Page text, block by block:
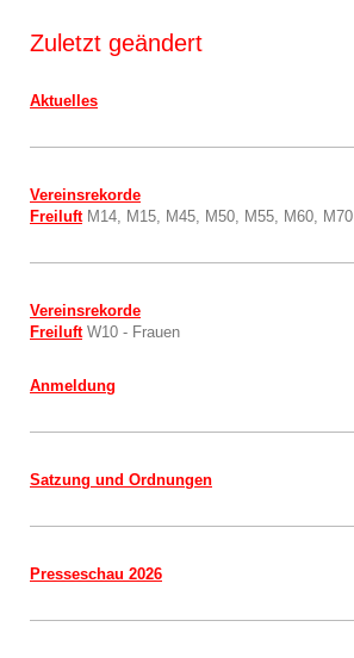
Zuletzt geändert
Aktuelles
Vereinsrekorde
FreiluftM14, M15, M45, M50, M55, M60, M70
Vereinsrekorde
FreiluftW10 - Frauen
Anmeldung
Satzung und Ordnungen
Presseschau 2026